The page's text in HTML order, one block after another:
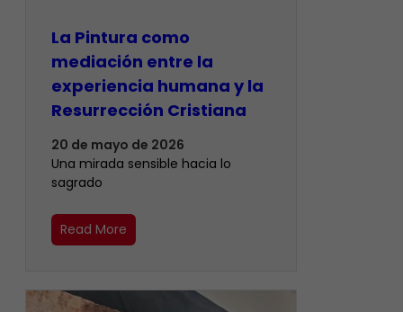
La Pintura como
mediación entre la
experiencia humana y la
Resurrección Cristiana
20 de mayo de 2026
Una mirada sensible hacia lo
sagrado
Read More